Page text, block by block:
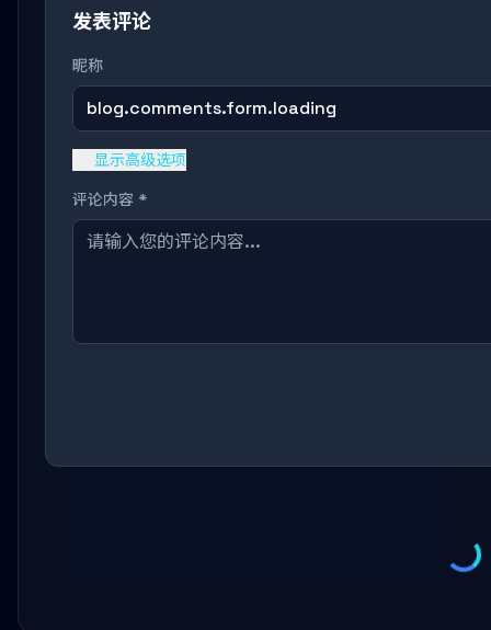
发表评论
昵称
blog.comments.form.loading
显示高级选项
评论内容 *